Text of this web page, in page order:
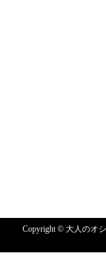
Copyright © 大人のオ